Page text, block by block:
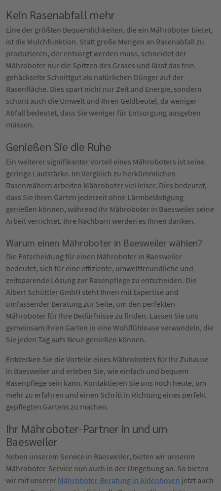
Kein Rasenabfall mehr
Eine der größten Bequemlichkeiten, die ein Mähroboter bietet,
ist die Mulchfunktion. Statt große Mengen an Rasenabfall zu
produzieren, der entsorgt werden muss, schneidet der
Mähroboter nur die Spitzen des Grases und lässt das fein
gehäckselte Schnittgut als natürlichen Dünger auf der
Rasenfläche. Dies spart nicht nur Zeit und Energie, sondern
schont auch die Umwelt und Ihren Geldbeutel, da weniger
Abfall bedeutet, dass Sie weniger für Entsorgung ausgeben
müssen.
Genießen Sie die Ruhe
Ein weiterer signifikanter Vorteil eines Mähroboters ist seine
geringe Lautstärke. Im Vergleich zu herkömmlichen
Rasenmähern arbeiten Mähroboter viel leiser. Dies bedeutet,
dass Sie Ihren Garten jederzeit ohne Lärmbelästigung
genießen können, während Ihr Mähroboter in Baesweiler seine
Arbeit verrichtet. Ihre Nachbarn werden es Ihnen danken.
Warum einen Mähroboter in Baesweiler wählen?
Die Entscheidung für einen Mähroboter in Baesweiler
bedeutet, sich für eine effiziente, umweltfreundliche und
zeitsparende Lösung zur Rasenpflege zu entscheiden. Die
Albert Schüttler GmbH steht Ihnen mit Expertise und
umfassender Beratung zur Seite, um den perfekten
Mähroboter für Ihre Bedürfnisse zu finden. Lassen Sie uns
gemeinsam Ihren Garten in eine Wohlfühloase verwandeln, die
Sie jeden Tag aufs Neue genießen können.
Entdecken Sie die Vorteile eines Mähroboters für Ihr Zuhause
in Baesweiler und erleben Sie, wie einfach und bequem
Rasenpflege sein kann. Kontaktieren Sie uns noch heute, um
mehr zu erfahren und einen Schritt in Richtung eines perfekt
gepflegten Gartens zu machen.
Ihr Mähroboter-Partner in und um
Baesweiler
Neben unserem Service in Baesweiler, bieten wir unseren
Mähroboter-Service nun auch in der Umgebung an. So bieten
wir mit unserer Mähroboter-Beratung in Aldenhoven jetzt auch